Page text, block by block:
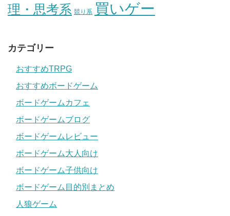
理・思考系 競り系 買いゲー
カテゴリー
おすすめTRPG
おすすめボードゲーム
ボードゲームカフェ
ボードゲームブログ
ボードゲームレビュー
ボードゲーム大人向け
ボードゲーム子供向け
ボードゲーム目的別まとめ
人狼ゲーム